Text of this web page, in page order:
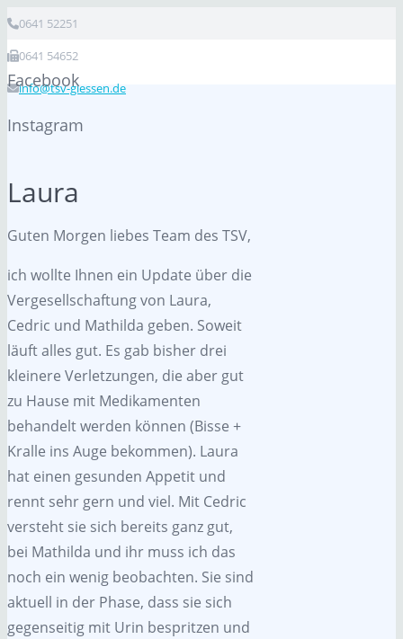
0641 52251
0641 54652
info@tsv-giessen.de
Facebook
Instagram
Laura
Guten Morgen liebes Team des TSV,
ich wollte Ihnen ein Update über die
Vergesellschaftung von Laura,
Cedric und Mathilda geben. Soweit
läuft alles gut. Es gab bisher drei
kleinere Verletzungen, die aber gut
zu Hause mit Medikamenten
behandelt werden können (Bisse +
Kralle ins Auge bekommen). Laura
hat einen gesunden Appetit und
rennt sehr gern und viel. Mit Cedric
versteht sie sich bereits ganz gut,
bei Mathilda und ihr muss ich das
noch ein wenig beobachten. Sie sind
aktuell in der Phase, dass sie sich
gegenseitig mit Urin bespritzen und